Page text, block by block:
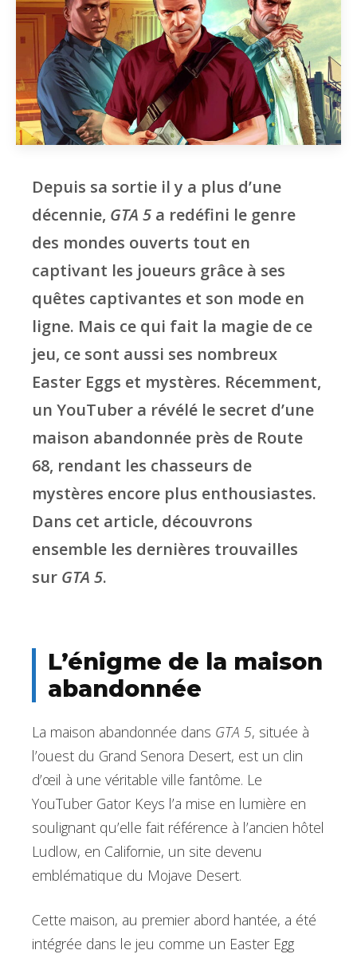
Depuis sa sortie il y a plus d’une
décennie, GTA 5 a redéfini le genre
des mondes ouverts tout en
captivant les joueurs grâce à ses
quêtes captivantes et son mode en
ligne. Mais ce qui fait la magie de ce
jeu, ce sont aussi ses nombreux
Easter Eggs et mystères. Récemment,
un YouTuber a révélé le secret d’une
maison abandonnée près de Route
68, rendant les chasseurs de
mystères encore plus enthousiastes.
Dans cet article, découvrons
ensemble les dernières trouvailles
sur GTA 5.
L’énigme de la maison
abandonnée
La maison abandonnée dans GTA 5, située à
l’ouest du Grand Senora Desert, est un clin
d’œil à une véritable ville fantôme. Le
YouTuber Gator Keys l’a mise en lumière en
soulignant qu’elle fait référence à l’ancien hôtel
Ludlow, en Californie, un site devenu
emblématique du Mojave Desert.
Cette maison, au premier abord hantée, a été
intégrée dans le jeu comme un Easter Egg